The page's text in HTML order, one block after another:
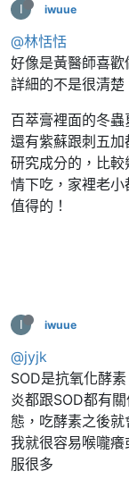
I iwuue
@林恬恬
好像是黃醫師喜歡
詳細的不是很清
百萃膏裡面的冬
還有紫蘇跟刺五
研究成分的，比
情下吃，家裡老
值得的！
I iwuue
@jyjk
SOD是抗氧化酵
炎都跟SOD都有
態，吃酵素之後
我就很容易喉嚨
服很多